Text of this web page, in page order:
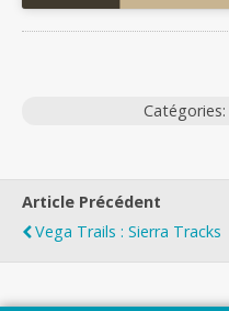
Catégories:
Article Précédent
Vega Trails : Sierra Tracks